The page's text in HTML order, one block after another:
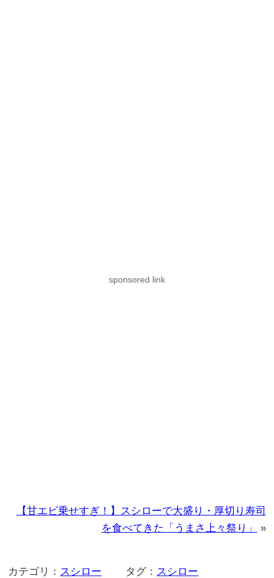
sponsored link
【甘エビ乗せすぎ！】スシローで大盛り・厚切り寿司
を食べてきた「うまさ上々祭り」
»
カテゴリ： スシロー タグ： スシロー